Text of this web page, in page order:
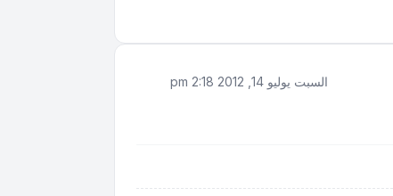
السبت يوليو 14, 2012 2:18 pm